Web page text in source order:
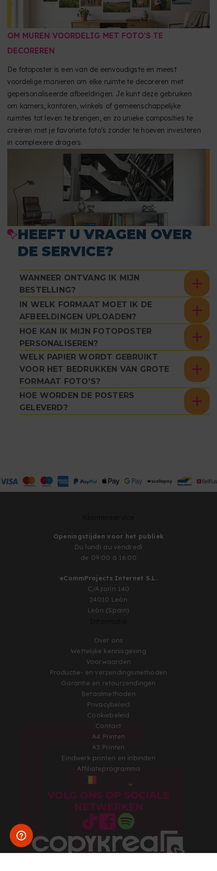
OM MUREN VOORDELIG MET FOTO'S TE
DECOREREN
De fotoposter is een van de eenvoudigste en meest
voordelige manieren om elke ruimte te decoreren met
gepersonaliseerde afbeeldingen. Je kunt deze gebruiken
om kamers, kantoren, winkels of gemeenschappelijke
ruimtes tot leven te brengen, en zo unieke composities te
creëren met je favoriete foto's zonder te hoeven investeren
in complexere dragers.
HEEFT U VRAGEN OVER
DE SERVICE?
WANNEER ONTVANG IK MIJN
BESTELLING?
IN WELK FORMAAT MOET IK DE
AFBEELDINGEN UPLOADEN?
HOE KAN IK MIJN FOTOPOSTER
PERSONALISEREN?
WELK PAPIER WORDT GEBRUIKT
VOOR HET BEDRUKKEN VAN GROTE
FORMAAT FOTO'S?
HOE WORDEN DE POSTERS
GELEVERD?
Openingstijden voor het publiek
Du lundi au vendredi
de 09:00 à 16:00
eCommProjects Internet S.L.
C/Azorín 140
24010 León
León (Spain)
Over ons
Wettelijke kennisgeving
Voorwaarden
Productie- en verzendingsmethoden
Garantie en retourzendingen
Betaalmethoden
Privacybeleid
Cookiebeleid
Contact
A4 Printen
A3 Printen
Eindwerk printen en inbinden
Affiliateprogramma
VOLG ONS OP SOCIALE
NETWERKEN